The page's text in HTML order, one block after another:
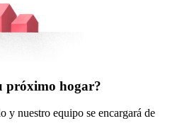
próximo hogar?
y nuestro equipo se encargará de